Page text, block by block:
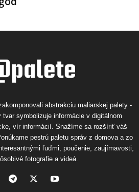
abstrakciu maliarskej palety -
symbolizuje informácie v digitálnom
vír informácií. Snažíme sa rozšíriť váš
pestrú paletu správ z domova a zo
ľuďmi, poučenie, zaujímavosti,
fotografie a videá.